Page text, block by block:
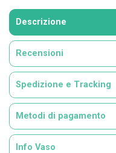
Descrizione
Recensioni
Spedizione e Tracking
Metodi di pagamento
Info Vaso